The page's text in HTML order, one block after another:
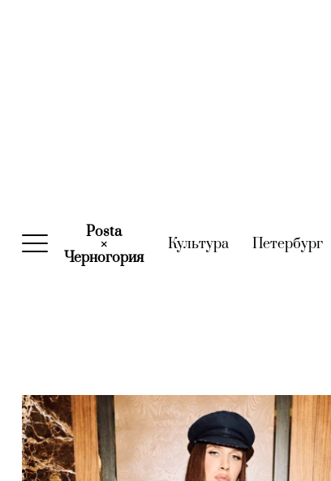
Posta
×
Черногория(current)
Культура(current)
Петербург